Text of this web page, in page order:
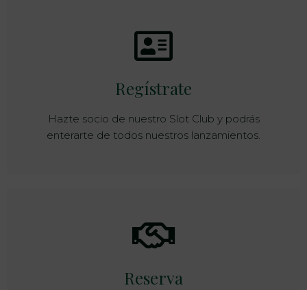
Regístrate
Hazte socio de nuestro Slot Club y podrás
enterarte de todos nuestros lanzamientos.
Reserva